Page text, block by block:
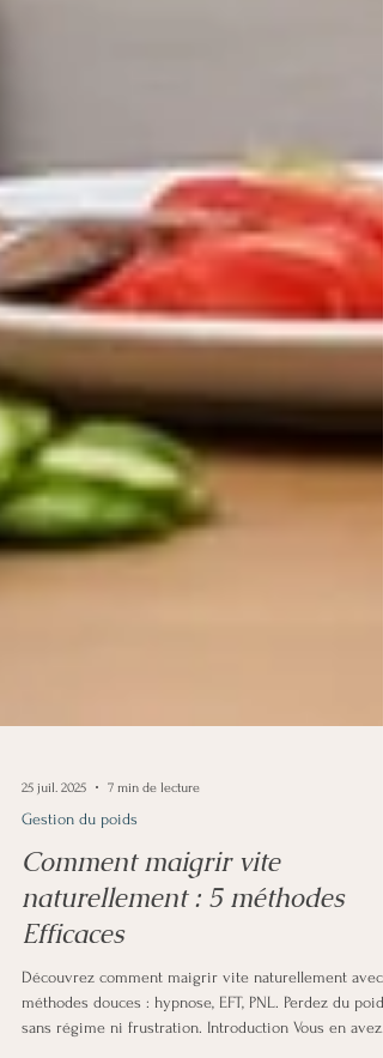
25 juil. 2025 7 min de lecture
Gestion du poids
Comment maigrir vite
naturellement : 5 méthodes
Efficaces